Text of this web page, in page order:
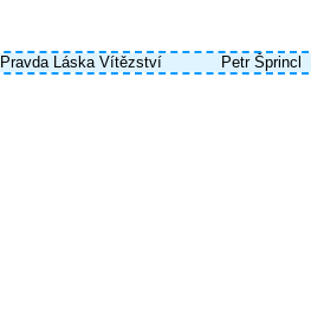
Pravda Láska Vítězství Petr Šprincl